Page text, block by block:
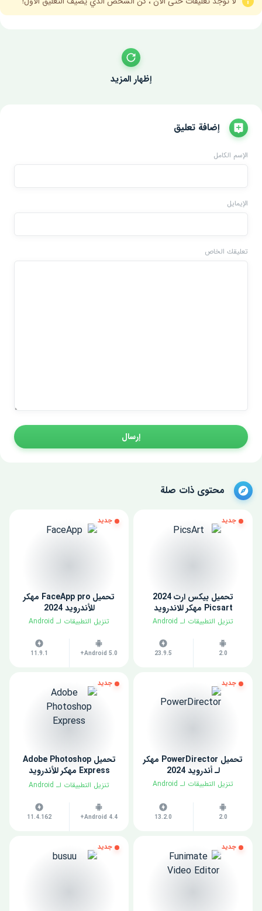
إظهار المزيد
إضافة تعليق
الإسم الكامل
الإيمايل
تعليقك الخاص
إرسال
محتوى ذات صلة
جديد
تحميل بيكس ارت 2024
Picsart مهكر للاندرويد
​تنزيل التطبيقات لـ ​Android
2.0
23.9.5
جديد
تحميل FaceApp pro مهكر
للأندرويد 2024
​تنزيل التطبيقات لـ ​Android
Android 5.0+
11.9.1
جديد
تحميل PowerDirector مهكر
لـ أندرويد 2024
​تنزيل التطبيقات لـ ​Android
2.0
13.2.0
جديد
تحميل Adobe Photoshop
Express مهكر للأندرويد
2024
​تنزيل التطبيقات لـ ​Android
Android 4.4+
11.4.162
جديد جديد